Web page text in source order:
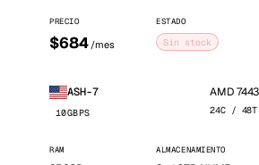
PRECIO
$684 /mes
ESTADO
Sin stock
ASH-7
10GBPS
AMD
24C /
RAM ALMACENAMIENTO